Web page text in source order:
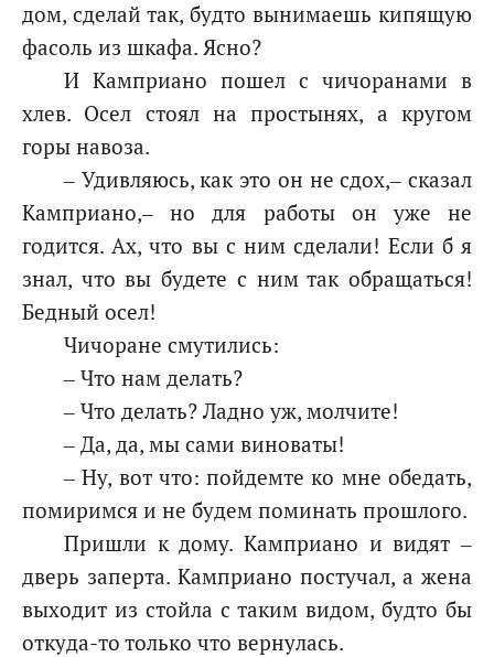
дом, сделай так, будто вынимаешь кипящую
фасоль из шкафа. Ясно?
И Камприано пошел с чичоранами в
хлев. Осел стоял на простынях, а кругом
горы навоза.
– Удивляюсь, как это он не сдох,– сказал
Камприано,– но для работы он уже не
годится. Ах, что вы с ним сделали! Если б я
знал, что вы будете с ним так обращаться!
Бедный осел!
Чичоране смутились:
– Что нам делать?
– Что делать? Ладно уж, молчите!
– Да, да, мы сами виноваты!
– Ну, вот что: пойдемте ко мне обедать,
помиримся и не будем поминать прошлого.
Пришли к дому. Камприано и видят –
дверь заперта. Камприано постучал, а жена
выходит из стойла с таким видом, будто бы
откуда-то только что вернулась.